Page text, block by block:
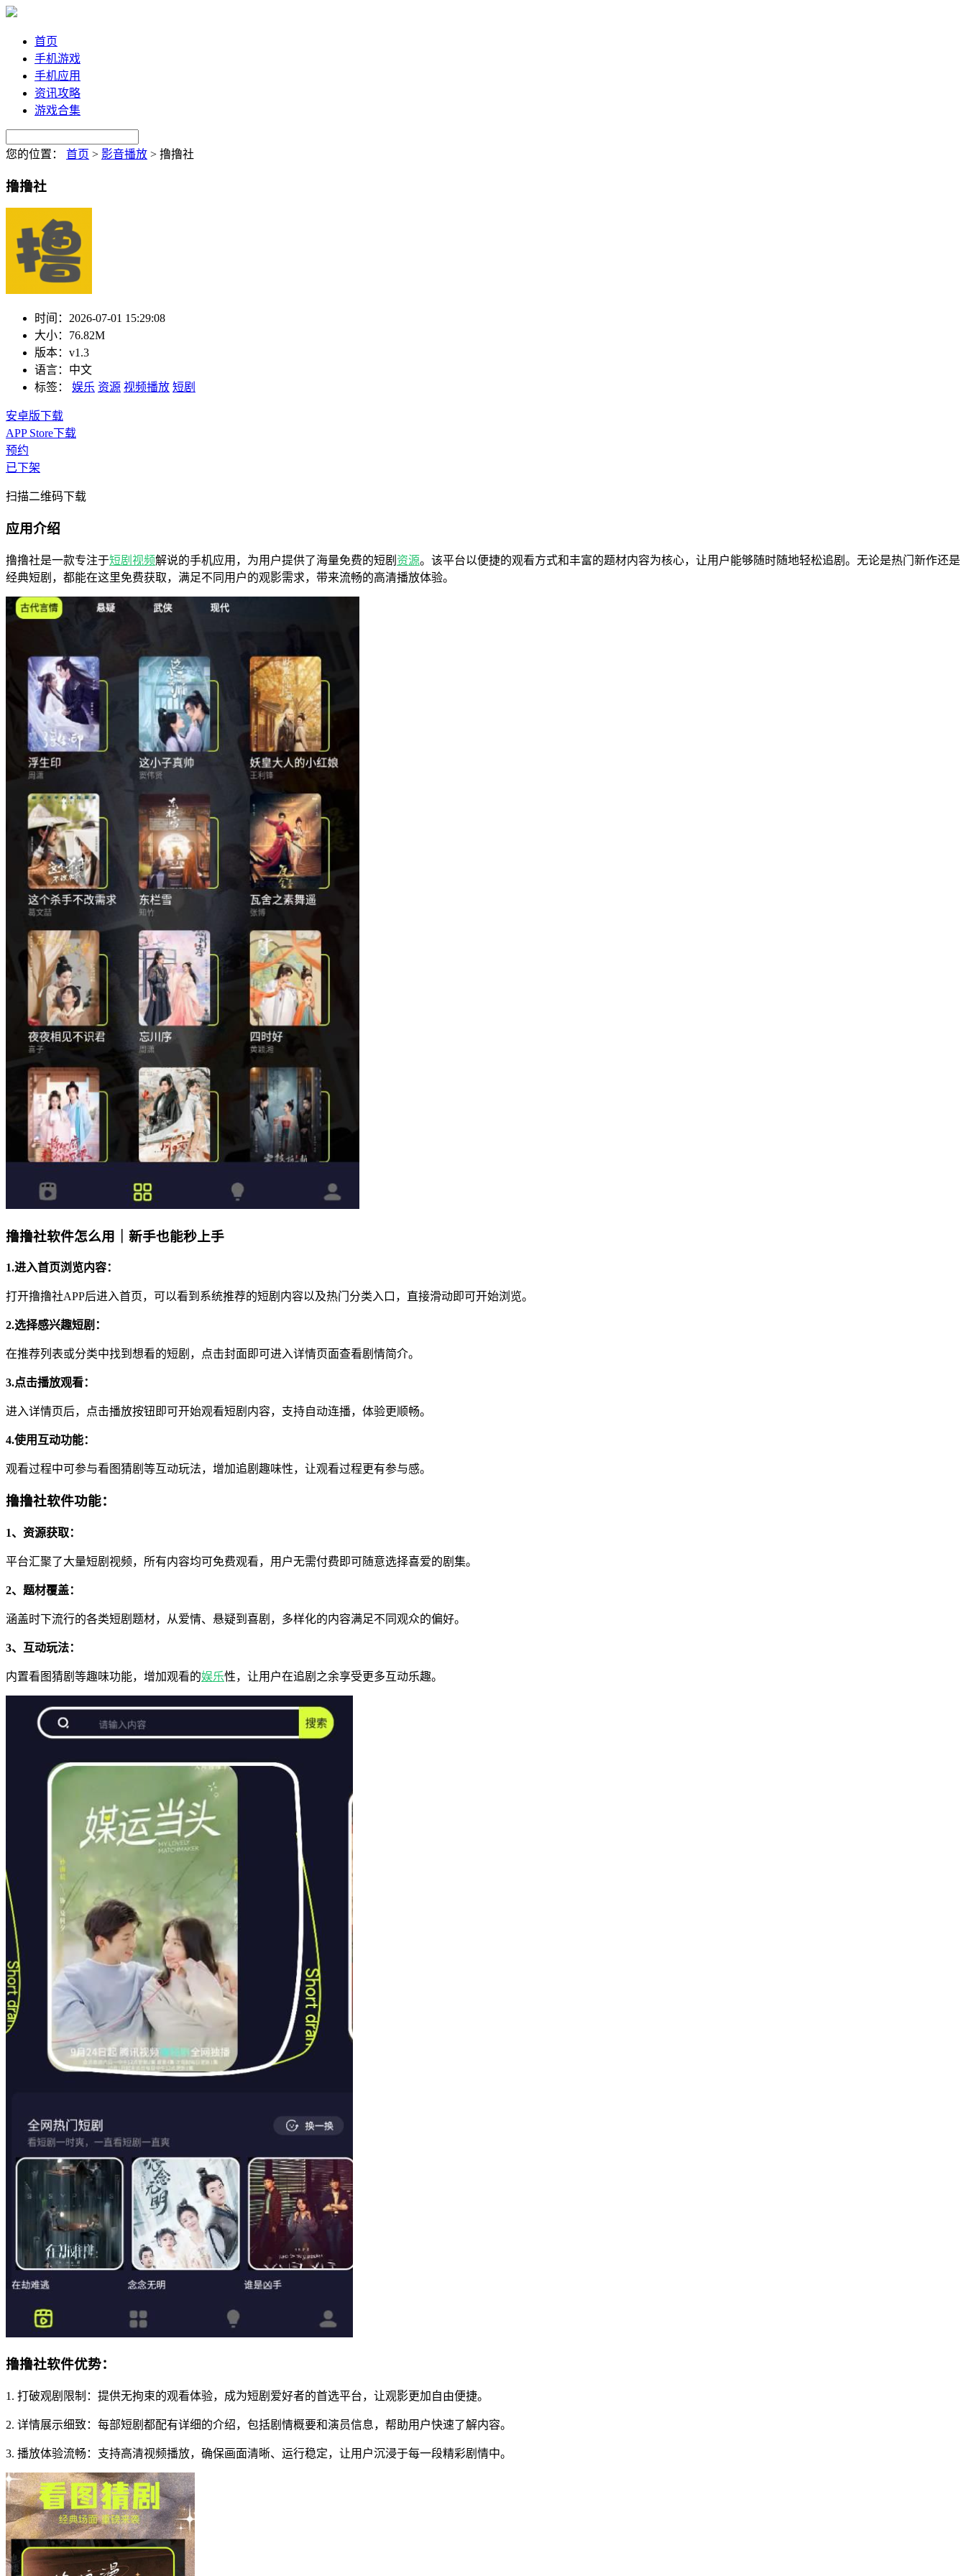
首页
手机游戏
手机应用
资讯攻略
游戏合集
您的位置： 首页 > 影音播放 > 撸撸社
撸撸社
时间： 2026-07-01 15:29:08
大小： 76.82M
版本： v1.3
语言： 中文
标签：
娱乐 资源 视频播放 短剧
安卓版下载
APP Store下载
预约
已下架
扫描二维码下载
应用介绍
撸撸社是一款专注于短剧 视频解说的手机应用，为用户提供了海量免费的短剧 资源。该平台以便捷的观看方式和丰富的题材内容为核心，让用户能够随时随地轻松追剧。无论是热门新作还是
经典短剧，都能在这里免费获取，满足不同用户的观影需求，带来流畅的高清播放体验。
撸撸社软件怎么用｜新手也能秒上手
1.进入首页浏览内容：
打开撸撸社APP后进入首页，可以看到系统推荐的短剧内容以及热门分类入口，直接滑动即可开始浏览。
2.选择感兴趣短剧：
在推荐列表或分类中找到想看的短剧，点击封面即可进入详情页面查看剧情简介。
3.点击播放观看：
进入详情页后，点击播放按钮即可开始观看短剧内容，支持自动连播，体验更顺畅。
4.使用互动功能：
观看过程中可参与看图猜剧等互动玩法，增加追剧趣味性，让观看过程更有参与感。
撸撸社软件功能：
1、资源获取：
平台汇聚了大量短剧视频，所有内容均可免费观看，用户无需付费即可随意选择喜爱的剧集。
2、题材覆盖：
涵盖时下流行的各类短剧题材，从爱情、悬疑到喜剧，多样化的内容满足不同观众的偏好。
3、互动玩法：
内置看图猜剧等趣味功能，增加观看的娱乐性，让用户在追剧之余享受更多互动乐趣。
撸撸社软件优势：
1. 打破观剧限制：提供无拘束的观看体验，成为短剧爱好者的首选平台，让观影更加自由便捷。
2. 详情展示细致：每部短剧都配有详细的介绍，包括剧情概要和演员信息，帮助用户快速了解内容。
3. 播放体验流畅：支持高清视频播放，确保画面清晰、运行稳定，让用户沉浸于每一段精彩剧情中。